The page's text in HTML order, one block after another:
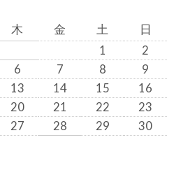
木 金 土
日
1
2
6 7 8
9
13 14 15
16
20 21 22
23
27 28 29
30